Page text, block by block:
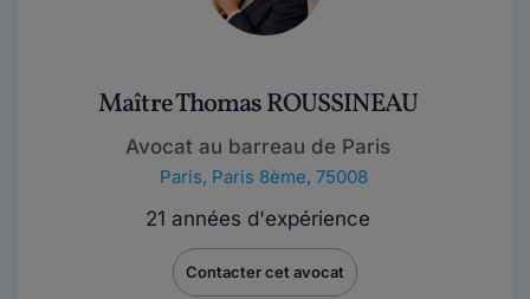
Maître Thomas ROUSSINEAU
Avocat au barreau de Paris
Paris, Paris 8ème, 75008
21 années d'expérience
Contacter cet avocat